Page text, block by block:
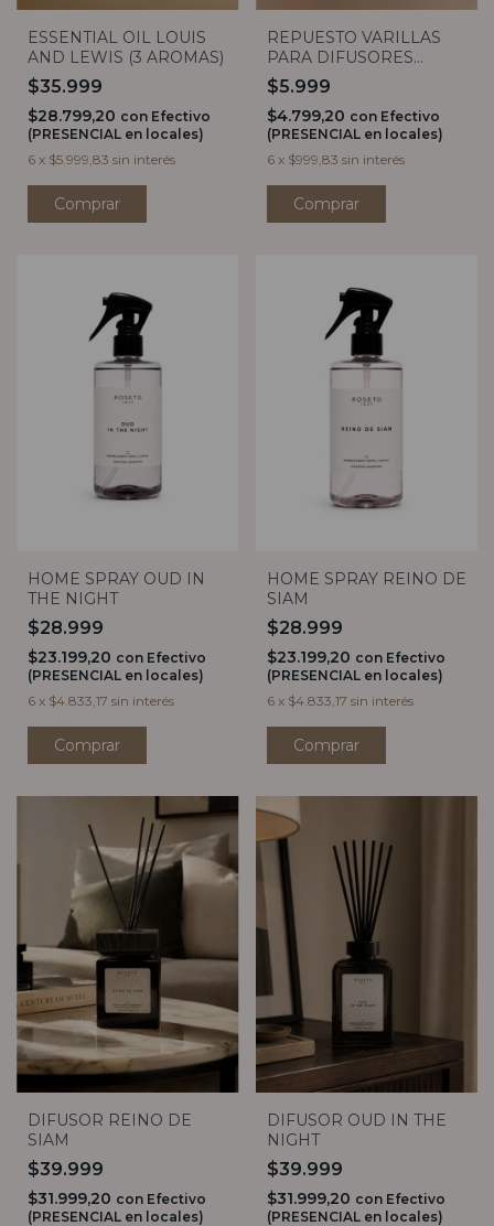
ESSENTIAL OIL LOUIS
AND LEWIS (3 AROMAS)
$35.999
$28.799,20 con Efectivo
(PRESENCIAL en locales)
6 x $5.999,83 sin interés
Comprar
REPUESTO VARILLAS
PARA DIFUSORES
NEGRAS LOUIS AND
LEWIS
$5.999
$4.799,20 con Efectivo
(PRESENCIAL en locales)
6 x $999,83 sin interés
HOME SPRAY OUD IN
THE NIGHT
$28.999
$23.199,20 con Efectivo
(PRESENCIAL en locales)
6 x $4.833,17 sin interés
HOME SPRAY REINO DE
SIAM
$28.999
$23.199,20 con Efectivo
(PRESENCIAL en locales)
6 x $4.833,17 sin interés
DIFUSOR REINO DE
SIAM
$39.999
$31.999,20 con Efectivo
(PRESENCIAL en locales)
DIFUSOR OUD IN THE
NIGHT
$39.999
$31.999,20 con Efectivo
(PRESENCIAL en locales)